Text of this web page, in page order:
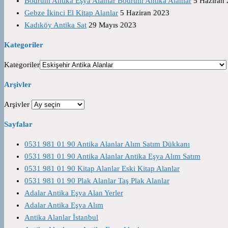
Gebze İkinci El Kitap Alanlar 5 Haziran 2023
Kadıköy Antika Sat 29 Mayıs 2023
Kategoriler
Kategoriler
Arşivler
Arşivler
Sayfalar
0531 981 01 90 Antika Alanlar Alım Satım Dükkanı
0531 981 01 90 Antika Alanlar Antika Eşya Alım Satım
0531 981 01 90 Kitap Alanlar Eski Kitap Alanlar
0531 981 01 90 Plak Alanlar Taş Plak Alanlar
Adalar Antika Eşya Alan Yerler
Adalar Antika Eşya Alım
Antika Alanlar İstanbul